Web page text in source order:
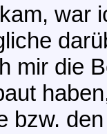
war
mir die
bzw.